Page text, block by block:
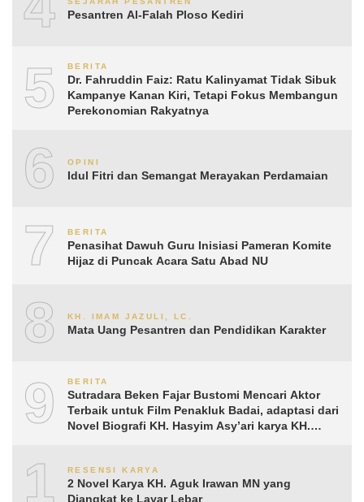
Pesantren Al-Falah Ploso Kediri
5 BERITA
Dr. Fahruddin Faiz: Ratu Kalinyamat Tidak Sibuk
Kampanye Kanan Kiri, Tetapi Fokus Membangun
Perekonomian Rakyatnya
6 OPINI
Idul Fitri dan Semangat Merayakan Perdamaian
7 BERITA
Penasihat Dawuh Guru Inisiasi Pameran Komite
Hijaz di Puncak Acara Satu Abad NU
8 KH. IMAM JAZULI, LC.
Mata Uang Pesantren dan Pendidikan Karakter
9 BERITA
Sutradara Beken Fajar Bustomi Mencari Aktor
Terbaik untuk Film Penakluk Badai, adaptasi dari
Novel Biografi KH. Hasyim Asy’ari karya KH.
10RESENSI KARYA
2 Novel Karya KH. Aguk Irawan MN yang
Diangkat ke Layar Lebar